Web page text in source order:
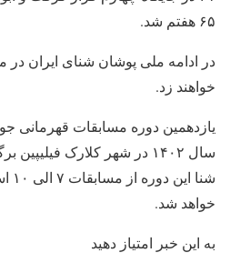
۶۵ هفتم شد.
خواهند زد.
سال ۱۴۰۲ در شهر کلارک
خواهد شد.
به این خبر امتیاز دهید